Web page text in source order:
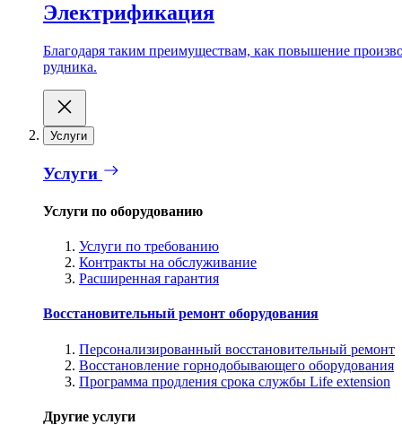
Электрификация
Благодаря таким преимуществам, как повышение
рудника.
Услуги
Услуги
Услуги по оборудованию
Услуги по требованию
Контракты на обслуживание
Расширенная гарантия
Восстановительный ремонт оборудования
Персонализированный восстановительный ремонт
Восстановление горнодобывающего оборудования
Программа продления срока службы Life extension
Другие услуги